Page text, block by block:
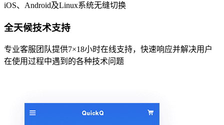
iOS、Android及Linux系统无缝切换
全天候技术支持
专业客服团队提供7×18小时在线支持，快速响应并解决用户
在使用过程中遇到的各种技术问题